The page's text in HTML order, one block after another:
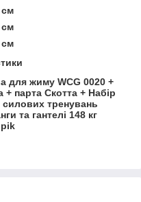
см
см
см
для жиму WCG 0020 +
+ парта Скотта + Набір
силових тренувань
та гантелі 148 кг